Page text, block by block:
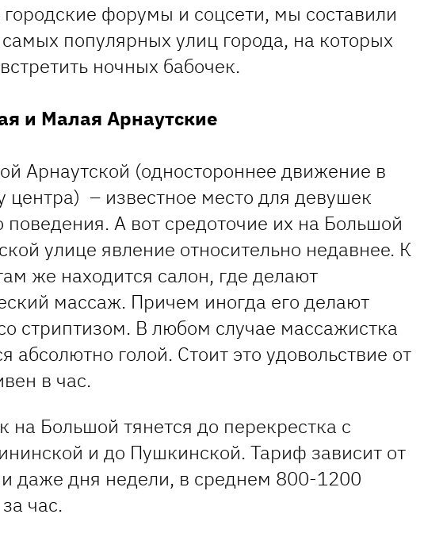
форумы и соцсети, мы составили
популярных улиц города, на которых
ночных бабочек.
и Малая Арнаутские
Арнаутской (одностороннее движение в
центра) – известное место для девушек
поведения. А вот средоточие их на Большой
улице явление относительно недавнее. К
же находится салон, где делают
массаж. Причем иногда его делают
стриптизом. В любом случае массажистка
абсолютно голой. Стоит это удовольствие от
в час.
на Большой тянется до перекрестка с
и до Пушкинской. Тариф зависит от
и даже дня недели, в среднем 800-1200
час.